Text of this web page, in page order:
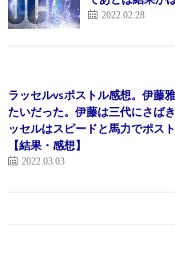
2022.02.28
ラッセルvsポストル感想。伊藤
たいだった。伊藤は三代にさば
ッセルはスピードと馬力でポス
【結果・感想】
2022.03.03